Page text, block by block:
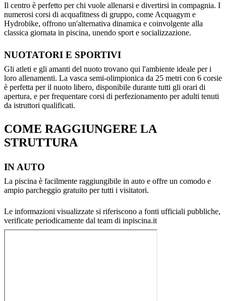
Il centro è perfetto per chi vuole allenarsi e divertirsi in compagnia. I
numerosi corsi di acquafitness di gruppo, come Acquagym e
Hydrobike, offrono un'alternativa dinamica e coinvolgente alla
classica giornata in piscina, unendo sport e socializzazione.
NUOTATORI E SPORTIVI
Gli atleti e gli amanti del nuoto trovano qui l'ambiente ideale per i
loro allenamenti. La vasca semi-olimpionica da 25 metri con 6 corsie
è perfetta per il nuoto libero, disponibile durante tutti gli orari di
apertura, e per frequentare corsi di perfezionamento per adulti tenuti
da istruttori qualificati.
COME RAGGIUNGERE LA
STRUTTURA
IN AUTO
La piscina è facilmente raggiungibile in auto e offre un comodo e
ampio parcheggio gratuito per tutti i visitatori.
Le informazioni visualizzate si riferiscono a fonti ufficiali pubbliche,
verificate periodicamente dal team di inpiscina.it